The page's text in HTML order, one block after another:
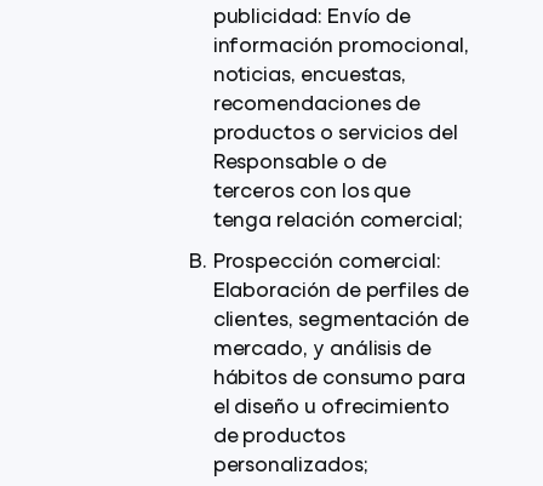
publicidad: Envío de
información promocional,
noticias, encuestas,
recomendaciones de
productos o servicios del
Responsable o de
terceros con los que
tenga relación comercial;
Prospección comercial:
Elaboración de perfiles de
clientes, segmentación de
mercado, y análisis de
hábitos de consumo para
el diseño u ofrecimiento
de productos
personalizados;